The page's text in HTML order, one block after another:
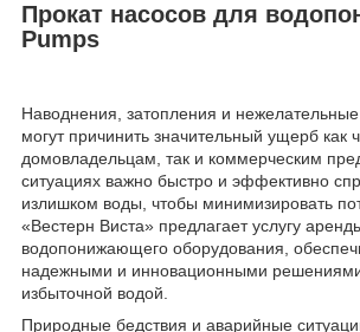
Прокат насосов для
Pumps
Наводнения, затопления и
могут причинить значительный ущерб как
домовладельцам, так и коммерческим
ситуациях важно быстро и эффективно
излишком воды, чтобы минимизировать
«Вестерн Виста» предлагает услугу
водопонижающего оборудования,
надежными и инновационными
избыточной водой.
Природные бедствия и аварийные